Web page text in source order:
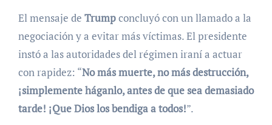
El mensaje de Trumpconcluyó con un llamado a la
negociación y a evitar más víctimas. El presidente
instó a las autoridades del régimen iraní a actuar
con rapidez: “No más muerte, no más destrucción,
¡simplemente háganlo, antes de que sea demasiado
tarde! ¡Que Dios los bendiga a todos!”.